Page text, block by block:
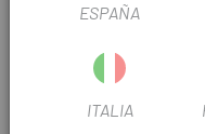
Modo de iluminación
Numen HL:
Alto (60hrs)
ESPAÑA
ITALIA